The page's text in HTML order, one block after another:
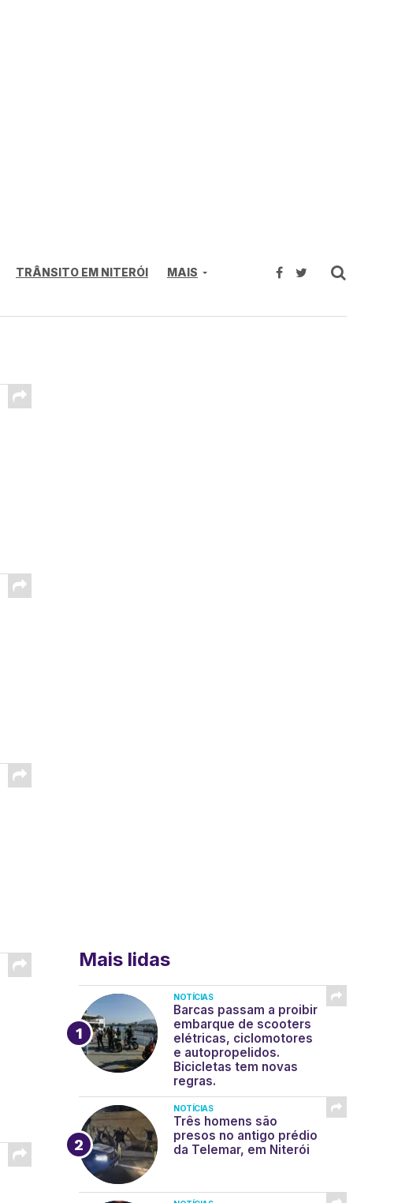
TRÂNSITO EM NITERÓI MAIS
Mais lidas
NOTÍCIAS
Barcas passam a proibir
embarque de scooters
elétricas, ciclomotores
e autopropelidos.
Bicicletas tem novas
regras.
NOTÍCIAS
Três homens são
presos no antigo prédio
da Telemar, em Niterói